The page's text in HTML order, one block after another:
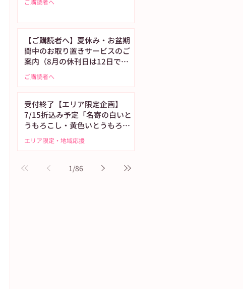
ご購読者へ
【ご購読者へ】夏休み・お盆期
間中のお取り置きサービスのご
案内（8月の休刊日は12日で
す）
ご購読者へ
受付終了【エリア限定企画】
7/15折込み予定「名寄の白いと
うもろこし・黄色いとうもろこ
し恵味（めぐみ）」
エリア限定・地域応援
1/86